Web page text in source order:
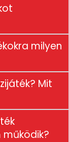
milyen
Mit